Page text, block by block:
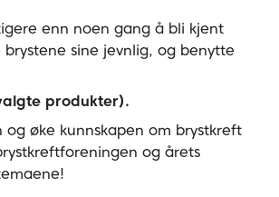
enn noen gang å bli kjent
sine jevnlig, og benytte
produkter).
øke kunnskapen om brystkreft
og årets